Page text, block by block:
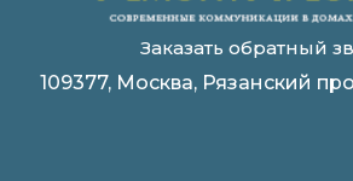
Заказать обратный
109377, Москва, Рязанский